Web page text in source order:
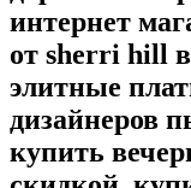
интернет
от sherri hill
элитные
дизайнеров
купить